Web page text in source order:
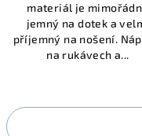
materiál je
jemný na dotek a
příjemný na nošení.
na rukávech a...